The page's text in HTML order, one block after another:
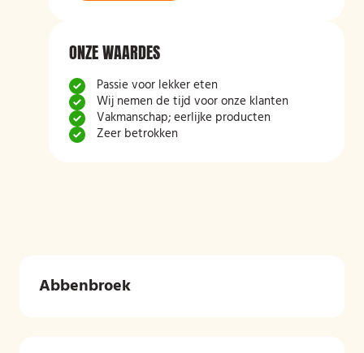
ONZE WAARDES
Passie voor lekker eten
Wij nemen de tijd voor onze klanten
Vakmanschap; eerlijke producten
Zeer betrokken
Abbenbroek